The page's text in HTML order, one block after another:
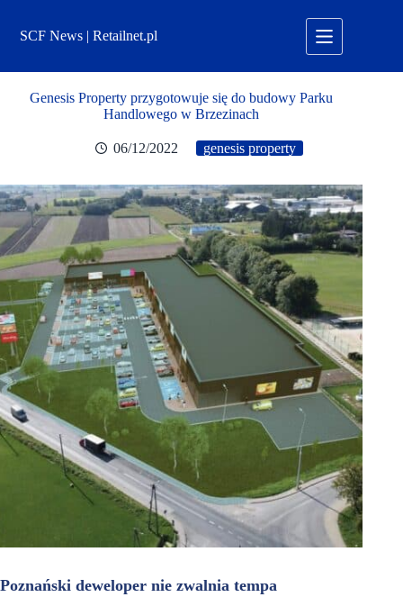
treściSCF News | Retailnet.pl
Genesis Property przygotowuje się do budowy Parku
Handlowego w Brzezinach
06/12/2022 genesis property
Poznański deweloper nie zwalnia tempa